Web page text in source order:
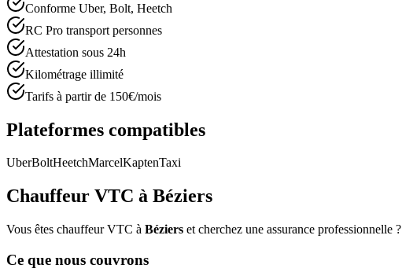
Conforme Uber, Bolt, Heetch
RC Pro transport personnes
Attestation sous 24h
Kilométrage illimité
Tarifs à partir de 150€/mois
Plateformes compatibles
UberBoltHeetchMarcelKaptenTaxi
Chauffeur VTC à Béziers
Vous êtes chauffeur VTC à Béziers et cherchez une assurance professionnelle
Ce que nous couvrons